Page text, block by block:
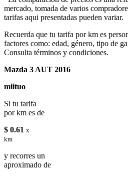
mercado, tomada de varios
tarifas aqui presentadas pueden variar.
Recuerda que tu tarifa por km es
factores como: edad, género, tipo de
Consulta términos y condiciones.
Mazda 3 AUT 2016
miituo
Si tu tarifa
por km es de
$ 0.61 x
km
y recorres un
aproximado de